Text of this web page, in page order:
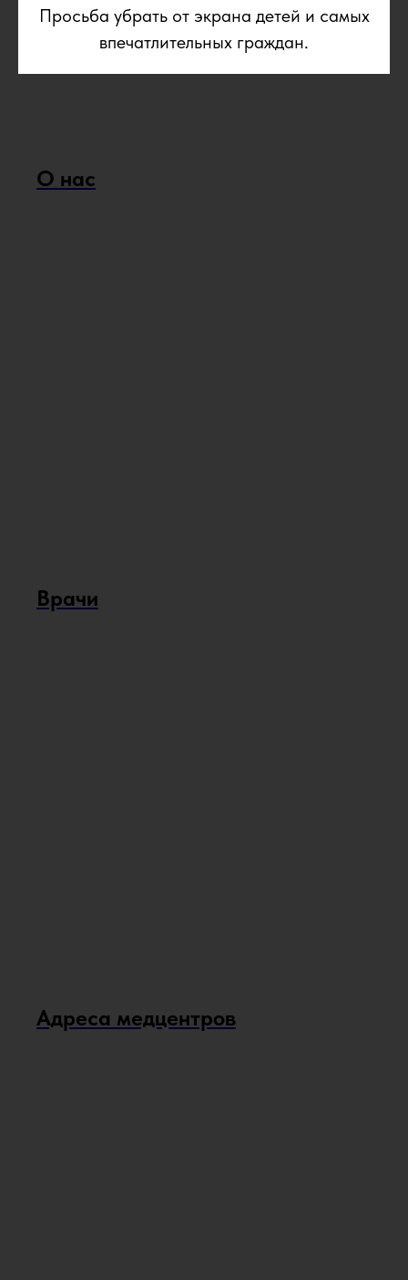
О нас
Врачи
Адреса медцентров
Просьба убрать от экрана детей и самых
впечатлительных граждан.